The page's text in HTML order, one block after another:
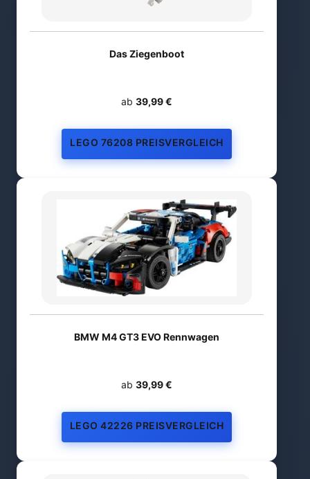
Das Ziegenboot
ab 39,99 €
LEGO 76208 PREISVERGLEICH
BMW M4 GT3 EVO Rennwagen
ab 39,99 €
LEGO 42226 PREISVERGLEICH